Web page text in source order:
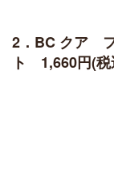
2．BC クア
ト 1,660円(